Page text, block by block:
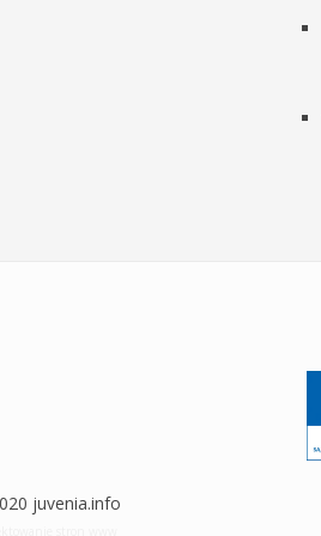
juvenia.info